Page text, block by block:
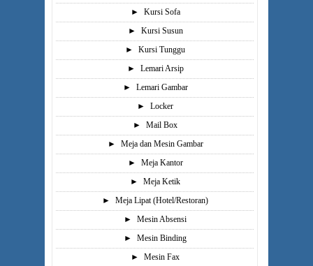
►
Kursi Sofa
►
Kursi Susun
►
Kursi Tunggu
►
Lemari Arsip
►
Lemari Gambar
►
Locker
►
Mail Box
►
Meja dan Mesin Gambar
►
Meja Kantor
►
Meja Ketik
►
Meja Lipat (Hotel/Restoran)
►
Mesin Absensi
►
Mesin Binding
►
Mesin Fax